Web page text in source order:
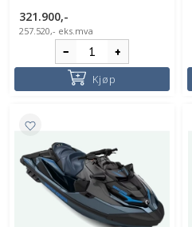
321.900,-
257.520,- eks.mva
Kjøp